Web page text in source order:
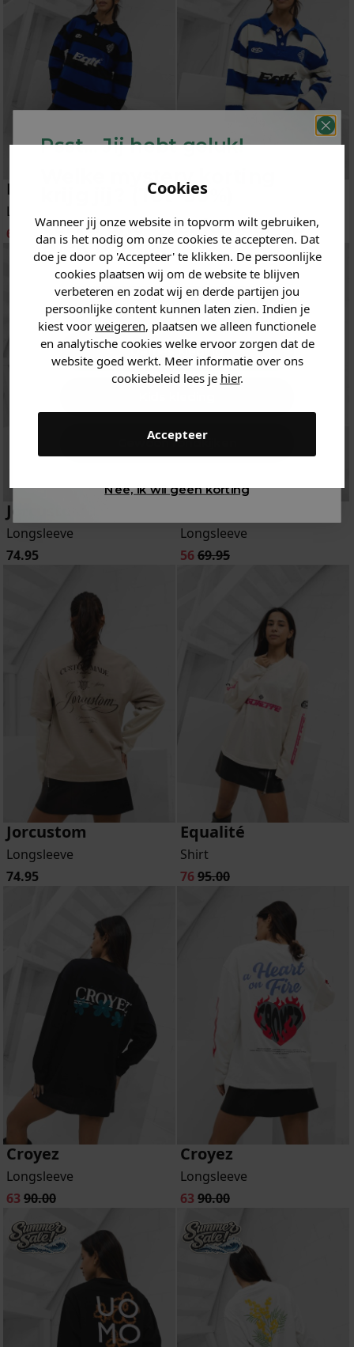
Cookies
Wanneer jij onze website in topvorm wilt gebruiken,
dan is het nodig om onze cookies te accepteren. Dat
doe je door op 'Accepteer' te klikken. De persoonlijke
cookies plaatsen wij om de website te blijven
verbeteren en zodat wij en derde partijen jou
persoonlijke content kunnen laten zien. Indien je
kiest voor weigeren, plaatsen we alleen functionele
en analytische cookies welke ervoor zorgen dat de
website goed werkt. Meer informatie over ons
cookiebeleid lees je hier.
Accepteer
Equalité
Longsleeve Polo
60
120.00
Equalité
60120.00
Jorcustom
Longsleeve
74.95
Longsleeve
5669.95
Jorcustom
Longsleeve
74.95
Equalité
Shirt
7695.00
Croyez
Longsleeve
63 90.00
Croyez
Longsleeve
63 90.00
Psst... Jij hebt geluk!
Welke mystery
krijg jij? (Tot-30%
Vertel ons waar je naar op
zoek bent. 👇
Heren kleding
Dames kleding
Gewoon rondkijken
Nee, ik wil geen korting